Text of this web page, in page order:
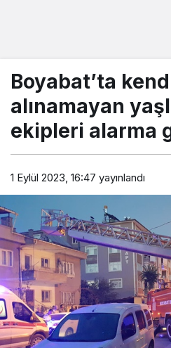
Boyabat’ta
alınamayan
ekipleri alarma
1 Eylül 2023, 16:47 yayınlandı